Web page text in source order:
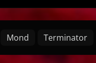
Mond Terminator